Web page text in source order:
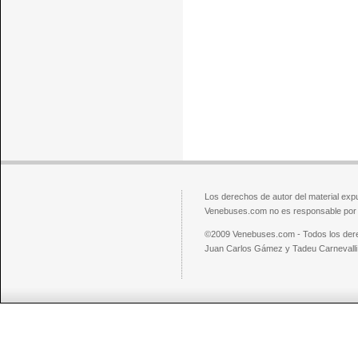
Los derechos de autor del material
Venebuses.com no es responsable
©2009 Venebuses.com - Todos los
Juan Carlos Gámez y Tadeu Carnevalli